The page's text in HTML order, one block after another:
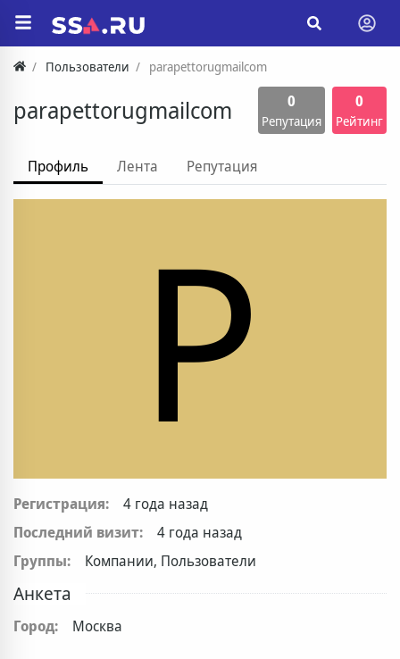
Пользователи parapettorugmailcom
parapettorugmailcom 0
Репутация
0
Рейтинг
Профиль Лента Репутация
P
Регистрация:
4 года назад
Последний визит:
4 года назад
Группы:
Компании, Пользователи
Анкета
Город: Москва